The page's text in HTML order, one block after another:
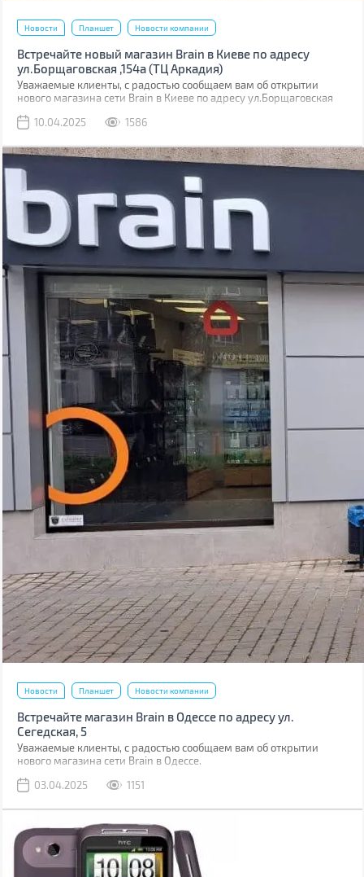
Новости Планшет Новости компании
Встречайте новый магазин Brain в Киеве по адресу
ул.Борщаговская ,154а (ТЦ Аркадия)
Уважаемые клиенты, с радостью сообщаем вам об открытии
нового магазина сети Brain в Киеве по адресу ул.Борщаговская
10.04.2025
1586
Новости Планшет Новости компании
Встречайте магазин Brain в Одессе по адресу ул.
Сегедская, 5
Уважаемые клиенты, с радостью сообщаем вам об открытии
нового магазина сети Brain в Одессе.
03.04.2025
1151